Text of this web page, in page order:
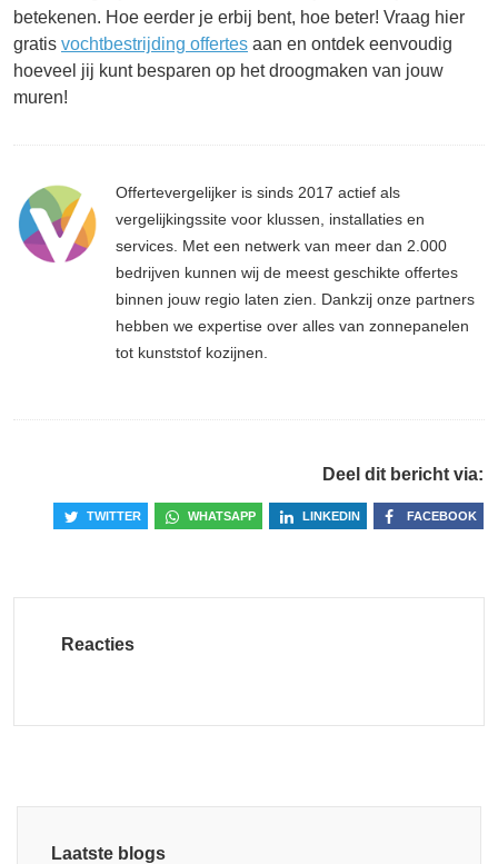
betekenen. Hoe eerder je erbij bent, hoe beter! Vraag hier
gratis vochtbestrijding offertes aan en ontdek eenvoudig
hoeveel jij kunt besparen op het droogmaken van jouw
muren!
Offertevergelijker is sinds 2017 actief als
vergelijkingssite voor klussen, installaties en
services. Met een netwerk van meer dan 2.000
bedrijven kunnen wij de meest geschikte offertes
binnen jouw regio laten zien. Dankzij onze partners
hebben we expertise over alles van zonnepanelen
tot kunststof kozijnen.
Deel dit bericht via:
FACEBOOK
LINKEDIN
WHATSAPP
TWITTER
Reacties
Laatste blogs